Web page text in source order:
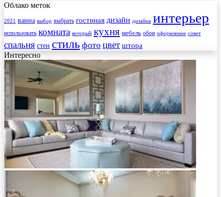
Облако меток
2021 ванна выбор выбрать гостиная дизайн дизайна интерьер
использовать комната который кухня мебель обои оформление совет
спальня стен стиль фото цвет штора
Интересно